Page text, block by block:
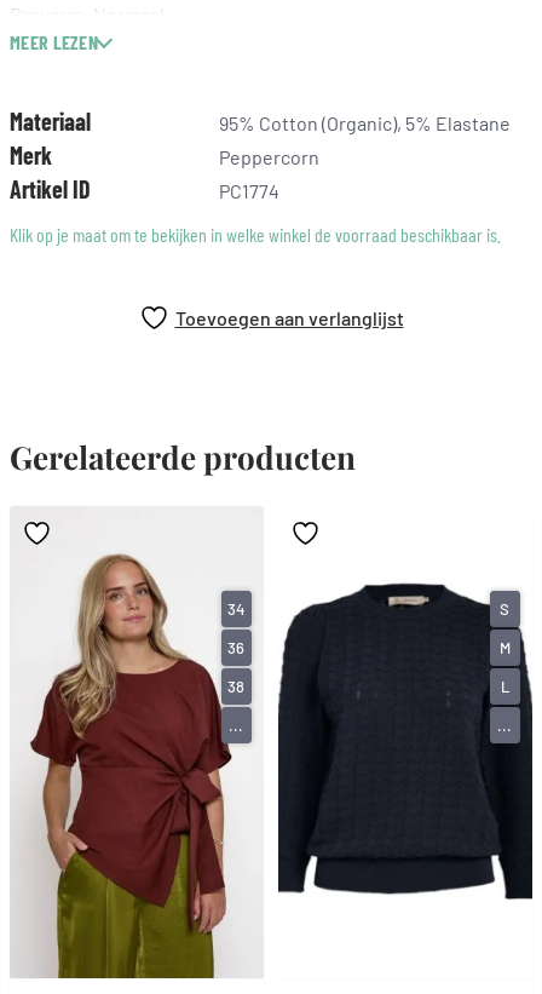
Pasvorm: Normaal
Samenstelling: 95% katoen (biologisch), 5% elastaan
MEER LEZEN
Materiaal 95% Cotton (Organic), 5% Elastane
Merk Peppercorn
Artikel ID
PC1774
Klik op je maat om te bekijken in welke winkel de voorraad beschikbaar is.
Toevoegen aan verlanglijst
Gerelateerde producten
34
36
38
...
S
M
L
...